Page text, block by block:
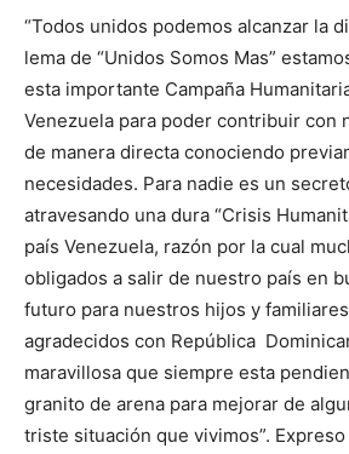
“Todos unidos podemos alcanzar la
lema de “Unidos Somos Mas”
esta importante Campaña
Venezuela para poder contribuir con
de manera directa conociendo
necesidades. Para nadie es un
atravesando una dura “Crisis
país Venezuela, razón por la cual
obligados a salir de nuestro país en
futuro para nuestros hijos y
agradecidos con República
maravillosa que siempre esta
granito de arena para mejorar de
triste situación que vivimos”.